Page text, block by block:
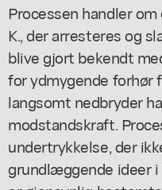
Processen handler
K., der arresteres og
blive gjort bekendt
for ydmygende forhør
langsomt nedbryder
modstandskraft.
undertrykkelse, der
grundlæggende ideer i